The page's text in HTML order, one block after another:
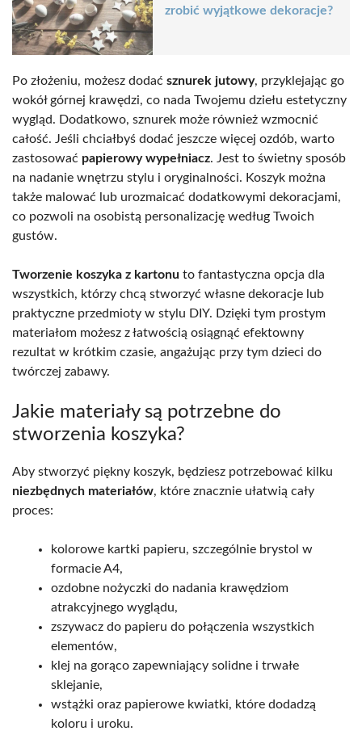
zrobić wyjątkowe dekoracje?
Po złożeniu, możesz dodać sznurek jutowy, przyklejając go
wokół górnej krawędzi, co nada Twojemu dziełu estetyczny
wygląd. Dodatkowo, sznurek może również wzmocnić
całość. Jeśli chciałbyś dodać jeszcze więcej ozdób, warto
zastosować papierowy wypełniacz. Jest to świetny sposób
na nadanie wnętrzu stylu i oryginalności. Koszyk można
także malować lub urozmaicać dodatkowymi dekoracjami,
co pozwoli na osobistą personalizację według Twoich
gustów.
Tworzenie koszyka z kartonu to fantastyczna opcja dla
wszystkich, którzy chcą stworzyć własne dekoracje lub
praktyczne przedmioty w stylu DIY. Dzięki tym prostym
materiałom możesz z łatwością osiągnąć efektowny
rezultat w krótkim czasie, angażując przy tym dzieci do
twórczej zabawy.
Jakie materiały są potrzebne do
stworzenia koszyka?
Aby stworzyć piękny koszyk, będziesz potrzebować kilku
niezbędnych materiałów, które znacznie ułatwią cały
proces:
kolorowe kartki papieru, szczególnie brystol w
formacie A4,
ozdobne nożyczki do nadania krawędziom
atrakcyjnego wyglądu,
zszywacz do papieru do połączenia wszystkich
elementów,
klej na gorąco zapewniający solidne i trwałe
sklejanie,
wstążki oraz papierowe kwiatki, które dodadzą
koloru i uroku.